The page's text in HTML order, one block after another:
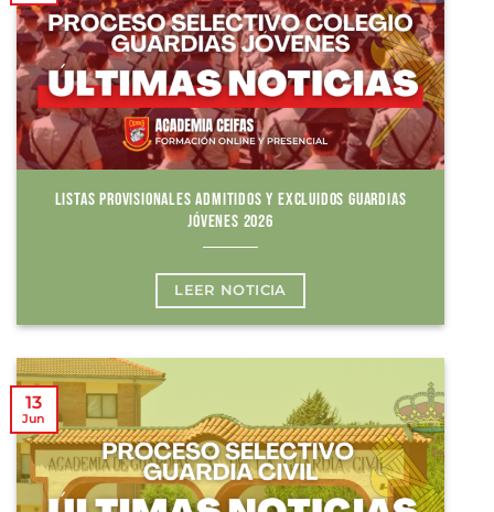
LISTAS PROVISIONALES ADMITIDOS Y EXCLUIDOS GUARDIAS
JÓVENES 2026
LEER NOTICIA
13
Jun